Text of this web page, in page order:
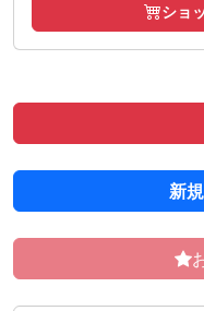
ショ
新